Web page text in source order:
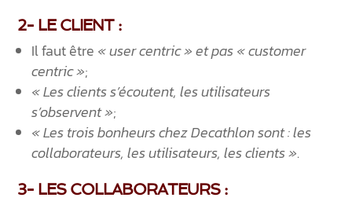
2- LE CLIENT :
Il faut être « user centric » et pas « customer
centric »;
« Les clients s’écoutent, les utilisateurs
s’observent »;
« Les trois bonheurs chez Decathlon sont : les
collaborateurs, les utilisateurs, les clients ».
3- LES COLLABORATEURS :